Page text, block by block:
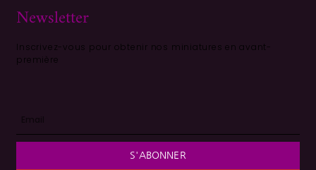
Newsletter
Inscrivez-vous pour obtenir nos miniatures en avant-
première
S'ABONNER